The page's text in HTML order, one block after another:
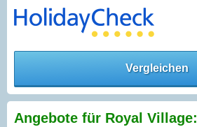
Vergleichen
Angebote für Royal Village: